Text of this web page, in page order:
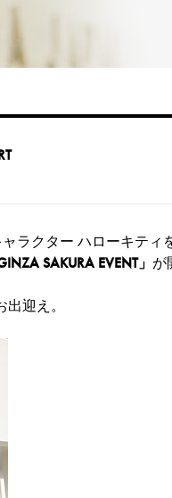
ラクター ハローキティ
SAKURA EVENT」 が
迎え。